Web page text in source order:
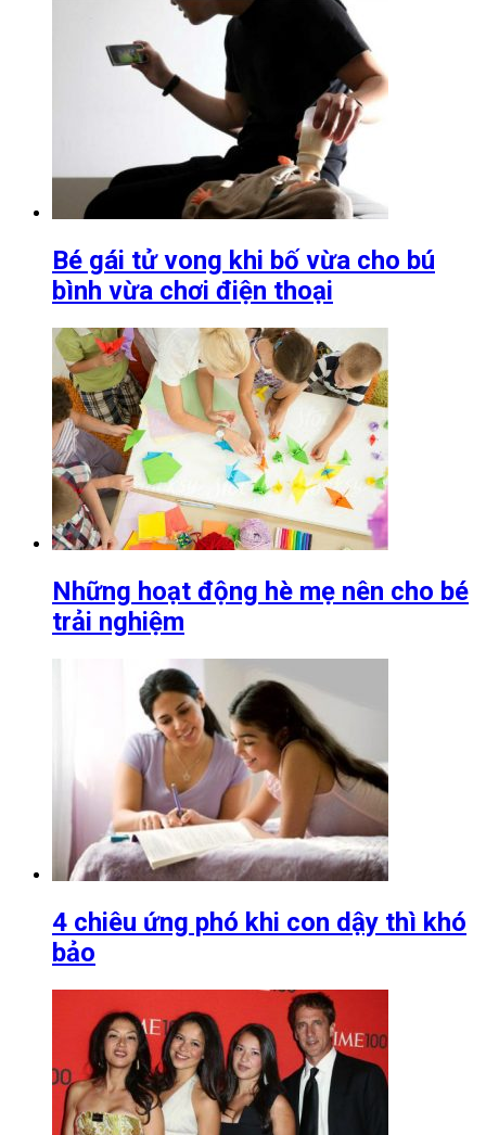
Bé gái tử vong khi bố vừa cho bú
bình vừa chơi điện thoại
Những hoạt động hè mẹ nên cho bé
trải nghiệm
4 chiêu ứng phó khi con dậy thì khó
bảo